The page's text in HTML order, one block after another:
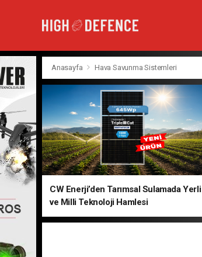
Anasayfa Hava Savunma Sistemleri
CW Enerji’den Tarımsal Sulamada Yerli
ve Milli Teknoloji Hamlesi